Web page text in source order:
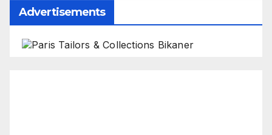
Advertisements